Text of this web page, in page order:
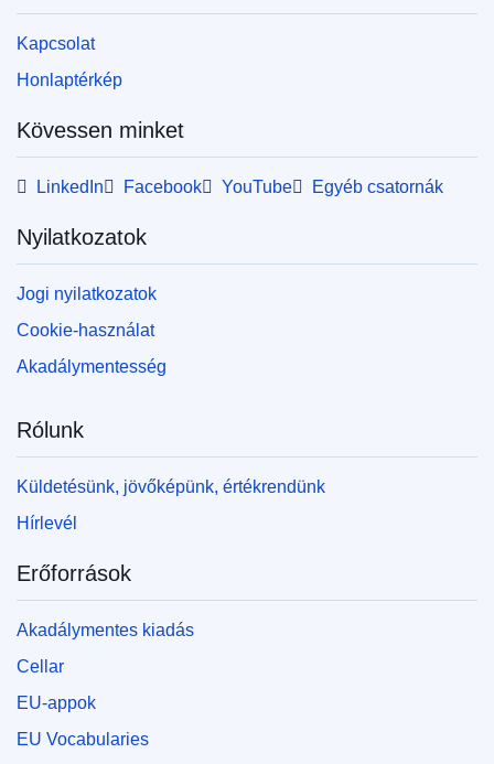
Kapcsolat
Honlaptérkép
Kövessen minket
LinkedIn Facebook YouTube Egyéb csatornák
Nyilatkozatok
Jogi nyilatkozatok
Cookie-használat
Akadálymentesség
Rólunk
Küldetésünk, jövőképünk, értékrendünk
Hírlevél
Erőforrások
Akadálymentes kiadás
Cellar
EU-appok
EU Vocabularies